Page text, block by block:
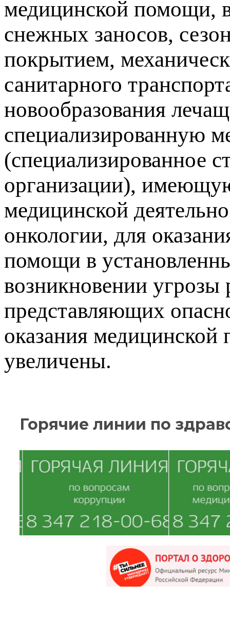
медицинской помощи,
снежных заносов,
покрытием,
санитарного
новообразования
специализированную
(специализированное
организации),
медицинской
онкологии, для
помощи в
возникновении угрозы
представляющих
оказания
увеличены.